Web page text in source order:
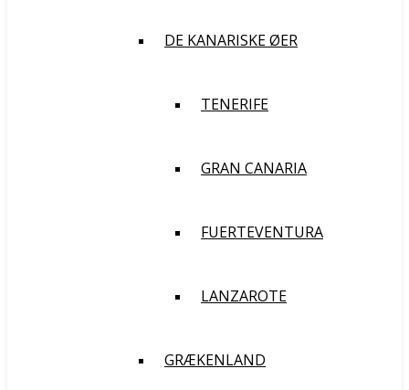
DE KANARISKE ØER
TENERIFE
GRAN CANARIA
FUERTEVENTURA
LANZAROTE
GRÆKENLAND